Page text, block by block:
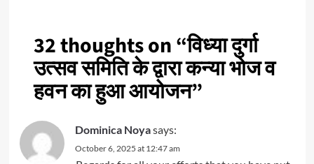
32 thoughts on “विध्या दुर्गा
उत्सव समिति के द्वारा कन्या भोज व
हवन का हुआ आयोजन”
Dominica Noyasays:
October 6, 2025 at 12:47 am